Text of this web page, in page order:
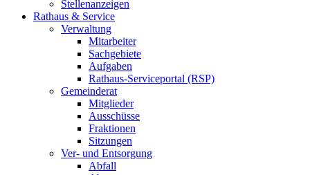
Stellenanzeigen
Rathaus & Service
Verwaltung
Mitarbeiter
Sachgebiete
Aufgaben
Rathaus-Serviceportal (RSP)
Gemeinderat
Mitglieder
Ausschüsse
Fraktionen
Sitzungen
Ver- und Entsorgung
Abfall